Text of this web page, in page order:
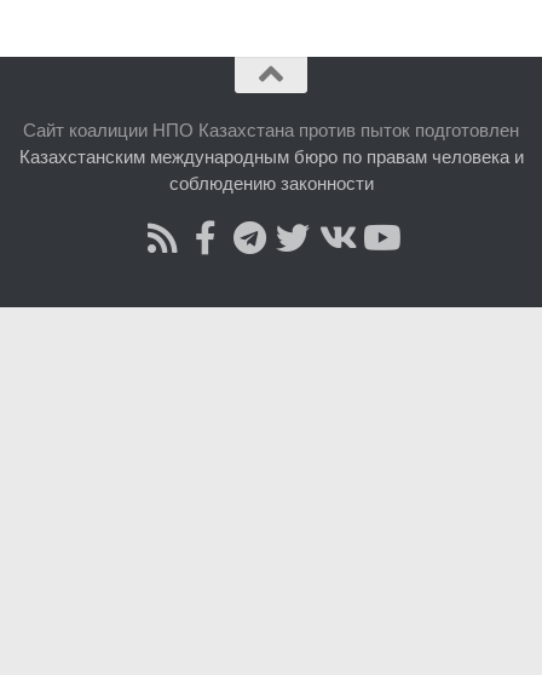
Сайт коалиции НПО Казахстана против пыток подготовлен
Казахстанским международным бюро по правам человека и
соблюдению законности